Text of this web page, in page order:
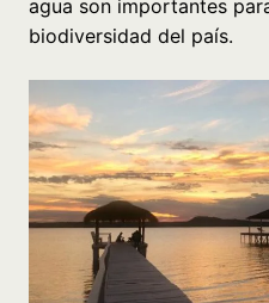
agua son importantes
biodiversidad del país.